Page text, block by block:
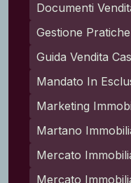
Documenti
Gestione
Guida Vendita
Mandato In
Marketing
Martano
Mercato
Mercato